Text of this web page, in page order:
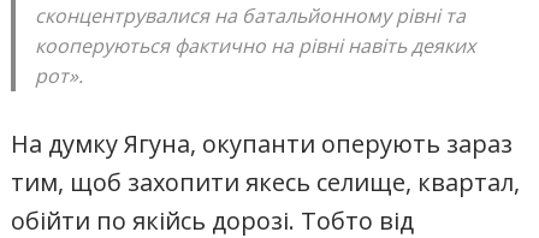
сконцентрувалися на батальйонному рівні та
кооперуються фактично на рівні навіть деяких
рот».
На думку Ягуна, окупанти оперують зараз
тим, щоб захопити якесь селище, квартал,
обійти по якійсь дорозі. Тобто від